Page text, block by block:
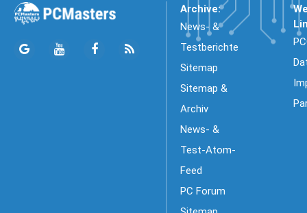
Archive:
News- &
Testberichte
Sitemap
Sitemap &
Archiv
News- &
Test-Atom-
Feed
PC Forum